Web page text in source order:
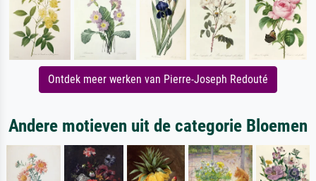
Ontdek meer werken van Pierre-Joseph Redouté
Andere motieven uit de categorie Bloemen